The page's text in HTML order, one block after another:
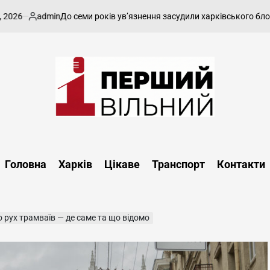
Опубліковано
adminДо семи років ув’язнення засудили харківського блогера
харківський,
області
Головна Харків Цікаве Транспорт Контакти
трамваїв — де саме та що відомо